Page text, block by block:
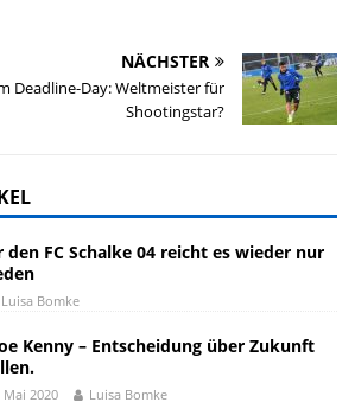
NÄCHSTER
Deadline-Day: Weltmeister für
Shootingstar?
den FC Schalke 04 reicht es wieder nur
Luisa Bomke
Kenny – Entscheidung über Zukunft
Mai 2020 Luisa Bomke